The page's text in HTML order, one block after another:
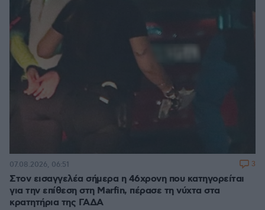
Στον εισαγγελέα σήμερα η 46χρονη που κατηγορείται
για την επίθεση στη Marfin, πέρασε τη νύχτα στα
κρατητήρια της ΓΑΔΑ
07.08.2026, 06:51 3